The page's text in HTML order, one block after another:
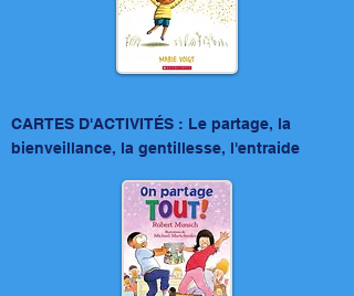
CARTES D'ACTIVITÉS : Le partage, la
bienveillance, la gentillesse, l'entraide